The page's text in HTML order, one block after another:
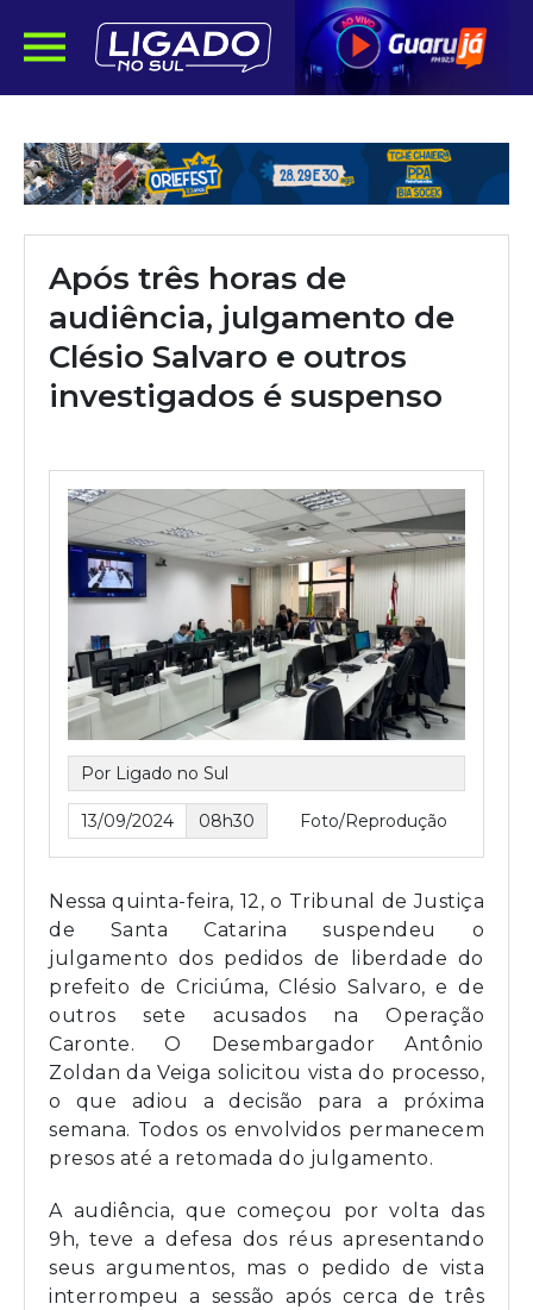
Após três horas de
audiência, julgamento de
Clésio Salvaro e outros
investigados é suspenso
Por Ligado no Sul
13/09/2024 08h30 Foto/Reprodução
Nessa quinta-feira, 12, o Tribunal de Justiça
de Santa Catarina suspendeu o
julgamento dos pedidos de liberdade do
prefeito de Criciúma, Clésio Salvaro, e de
outros sete acusados na Operação
Caronte. O Desembargador Antônio
Zoldan da Veiga solicitou vista do processo,
o que adiou a decisão para a próxima
semana. Todos os envolvidos permanecem
presos até a retomada do julgamento.
A audiência, que começou por volta das
9h, teve a defesa dos réus apresentando
seus argumentos, mas o pedido de vista
interrompeu a sessão após cerca de três